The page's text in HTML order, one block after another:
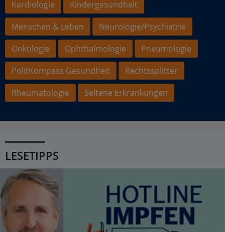
Kardiologie
Kindergesundheit
Menschen & Leben
Neurologie/Psychiatrie
Onkologie
Ophthalmologie
Pneumologie
PolitKompass Gesundheit
Rechtssplitter
Rheumatologie
Seltene Erkrankungen
LESETIPPS